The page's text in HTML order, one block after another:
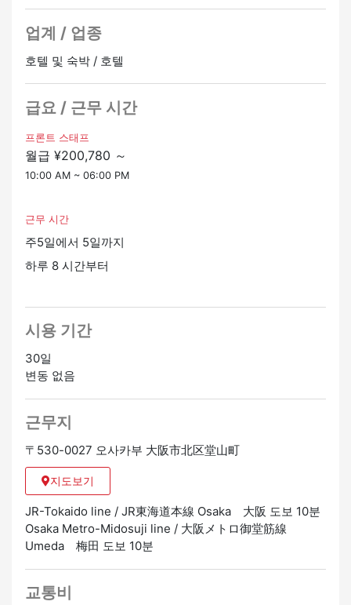
・프로모션은 연 2회 (1월과 6월) 제공됩니다.
・보너스가 있습니다
관심이 있으시면 연락주세요!
평일: 9시~17시
다른 담당자가 담당합니다.
업계 / 업종
호텔 및 숙박 / 호텔
급요 / 근무 시간
프론트 스태프
월급 ¥200,780 ～
10:00 AM ~ 06:00 PM
근무 시간
주5일에서 5일까지
하루 8 시간부터
시용 기간
30일
변동 없음
근무지
〒530-0027 오사카부 大阪市北区堂山町
지도보기
JR-Tokaido line / JR東海道本線 Osaka 大阪 도보 10분
Osaka Metro-Midosuji line / 大阪メトロ御堂筋線
Umeda 梅田 도보 10분
교통비